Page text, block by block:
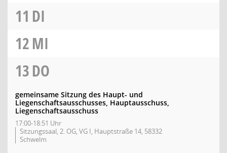
11 DI
12MI
13DO
gemeinsame Sitzung des Haupt- und
Liegenschaftsausschusses, Hauptausschuss,
Liegenschaftsausschuss
17:00-18:51 Uhr
Sitzungssaal, 2. OG, VG I, Hauptstraße 14, 58332
Schwelm